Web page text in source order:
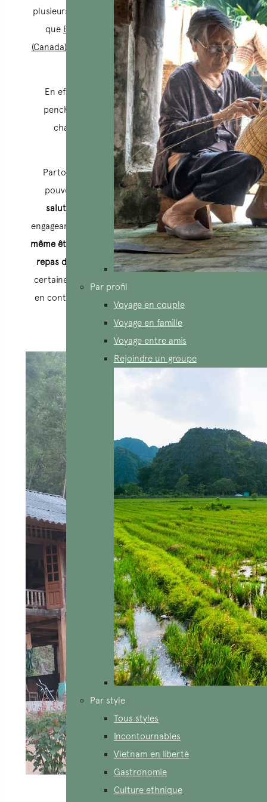
Par profil
Voyage en couple
Voyage en famille
Voyage entre amis
Rejoindre un groupe
Par style
Tous styles
Incontournables
Vietnam en liberté
Gastronomie
Culture ethnique
plusieurs sources mondialement reconnues telles
que Espresso Communication
The Travel
(Canada) parmi les 10 pays dontles habitants sont
les plus accueillants au monde ?
En effet, avec leur caractère ouvert, amical,
penchant pour les échanges et des relations
chaleureuses,
les Vietnamiens sont très
accueillants envers les touristes.
Partout dans le pays en forme de « S », vous
pouvez facilement trouverdes sourires,des
salutations chaleureuses
, et simplement en
engageant une courte conversation,vous pourriez
même être invité chez quelqu’un pour partager un
repas du soir.
Nous vous présentons ci-dessous
certaines activités qui vous permettront d’entrer
en contact avec la population locale et de mieux
Devis sur-mesure
Nuit chez l’habitant à Nghia Lo